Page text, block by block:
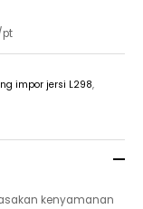
pt
impor jersi L298,
kenyamanan